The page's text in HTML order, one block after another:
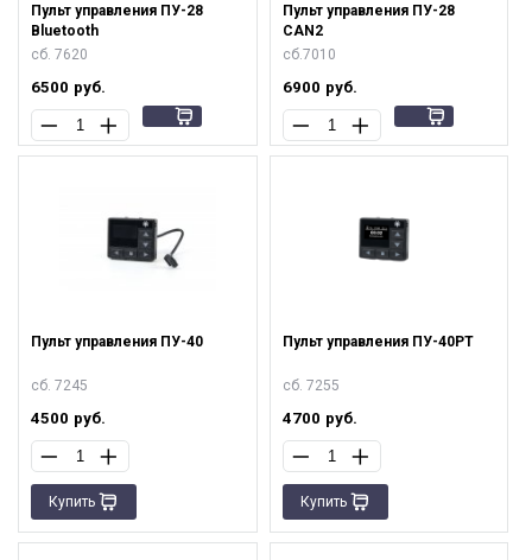
Пульт управления ПУ-28
Bluetooth
сб. 7620
6500 руб.
Пульт управления ПУ-28
CAN2
сб.7010
6900 руб.
Пульт управления ПУ-40
сб. 7245
4500 руб.
Купить
Пульт управления ПУ-40РТ
сб. 7255
4700 руб.
Купить